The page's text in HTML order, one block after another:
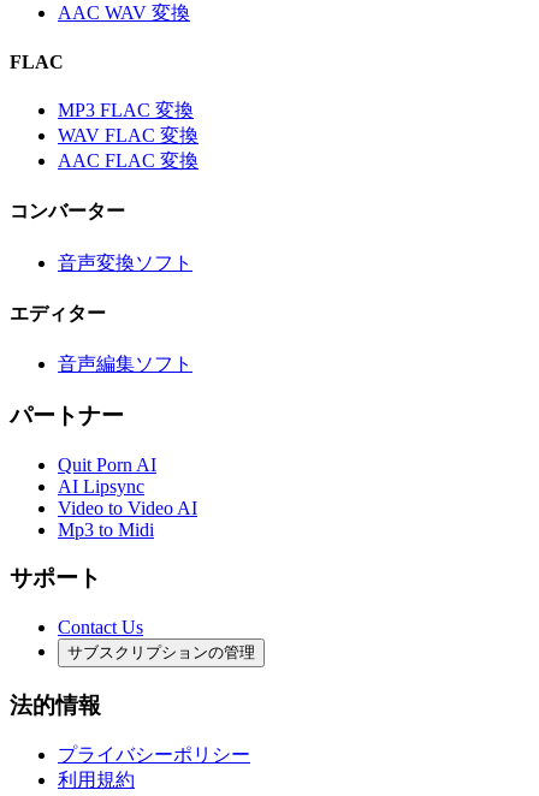
AAC WAV 変換
FLAC
MP3 FLAC 変換
WAV FLAC 変換
AAC FLAC 変換
コンバーター
音声変換ソフト
エディター
音声編集ソフト
パートナー
Quit Porn AI
AI Lipsync
Video to Video AI
Mp3 to Midi
サポート
Contact Us
サブスクリプションの管理
法的情報
プライバシーポリシー
利用規約